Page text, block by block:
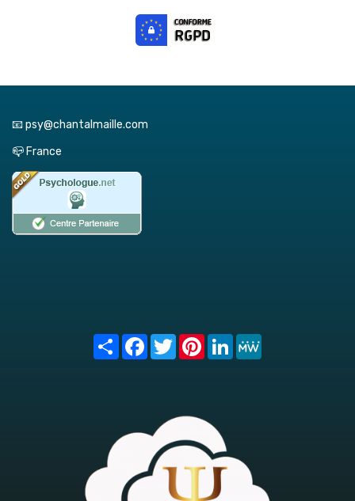
📧 psy@chantalmaille.com
📪 France
Share FacebookTwitterPinterest
LinkedIn